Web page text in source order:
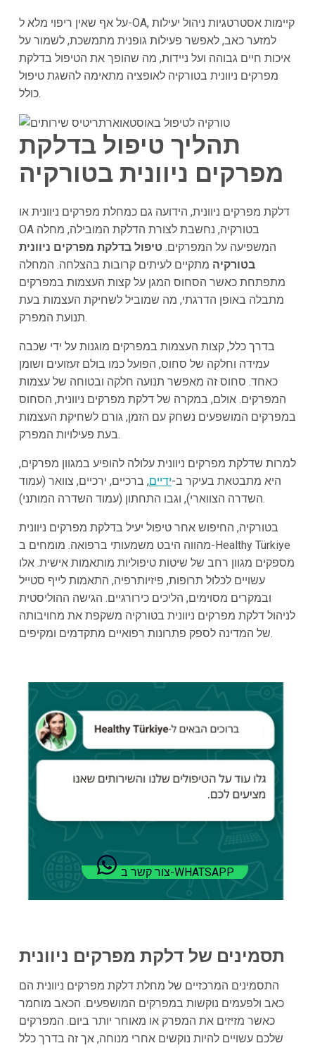
על אף שאין ריפוי מלא ל-OA, קיימות אסטרטגיות ניהול יעילות
למזער כאב, לאפשר פעילות גופנית מתמשכת, לשמור על
איכות חיים גבוהה ועל ניידות, מה שהופך את הטיפול בדלקת
מפרקים ניוונית בטורקיה לאופציה מתאימה להשגת טיפול
כולל.
תהליך טיפול בדלקת
מפרקים ניוונית בטורקיה
דלקת מפרקים ניוונית, הידועה גם כמחלת מפרקים ניוונית או
OA בטורקיה, נחשבת לצורת הדלקת המובילה, מחלה
המשפיעה על המפרקים. טיפול בדלקת מפרקים ניוונית
בטורקיה מתקיים לעיתים קרובות בהצלחה. המחלה
מתפתחת כאשר הסחוס המגן על קצות העצמות במפרקים
מתבלה באופן הדרגתי, מה שמוביל לשחיקת העצמות בעת
תנועת המפרק.
בדרך כלל, קצות העצמות במפרקים מוגנות על ידי שכבה
עמידה וחלקה של סחוס, הפועל כמו בולם זעזועים ושומן
כאחד. סחוס זה מאפשר תנועה חלקה ובטוחה של עצמות
המפרקים. אולם, במקרה של דלקת מפרקים ניוונית, הסחוס
במפרקים המושפעים נשחק עם הזמן, גורם לשחיקת העצמות
בעת פעילויות המפרק.
למרות שדלקת מפרקים ניוונית עלולה להופיע במגוון מפרקים,
היא מתבטאת בעיקר ב-ידיים, ברכיים, ירכיים, צוואר (עמוד
השדרה הצווארי), וגבו התחתון (עמוד השדרה המותני).
בטורקיה, החיפוש אחר טיפול יעיל בדלקת מפרקים ניוונית
מהווה היבט משמעותי ברפואה. מומחים ב-Healthy Türkiye
מספקים מגוון רחב של שיטות טיפוליות מותאמות אישית. אלו
עשויים לכלול תרופות, פיזיותרפיה, התאמות לייף סטייל
ובמקרים מסוימים, הליכים כירורגיים. הגישה ההוליסטית
לניהול דלקת מפרקים ניוונית בטורקיה משקפת את מחויבותה
של המדינה לספק פתרונות רפואיים מתקדמים ומקיפים.
צור קשר ב-WHATSAPP
תסמינים של דלקת מפרקים ניוונית
התסמינים המרכזיים של מחלת דלקת מפרקים ניוונית הם
כאב ולפעמים נוקשות במפרקים המושפעים. הכאב מוחמר
כאשר מזיזים את המפרק או מאוחר יותר ביום. המפרקים
שלכם עשויים להיות נוקשים אחרי מנוחה, אך זה בדרך כלל